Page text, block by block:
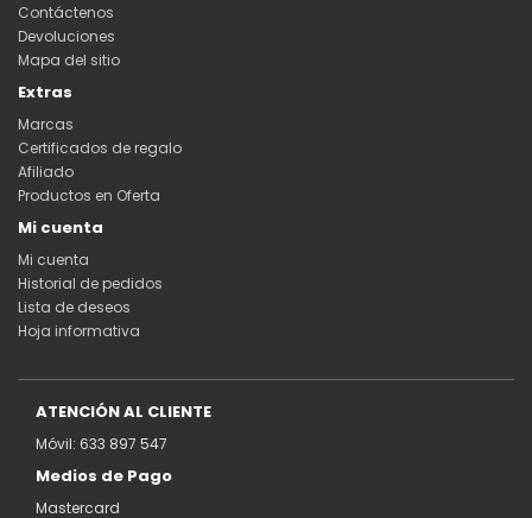
Contáctenos
Devoluciones
Mapa del sitio
Extras
Marcas
Certificados de regalo
Afiliado
Productos en Oferta
Mi cuenta
Mi cuenta
Historial de pedidos
Lista de deseos
Hoja informativa
ATENCIÓN AL CLIENTE
Móvil: 633 897 547
Medios de Pago
Mastercard